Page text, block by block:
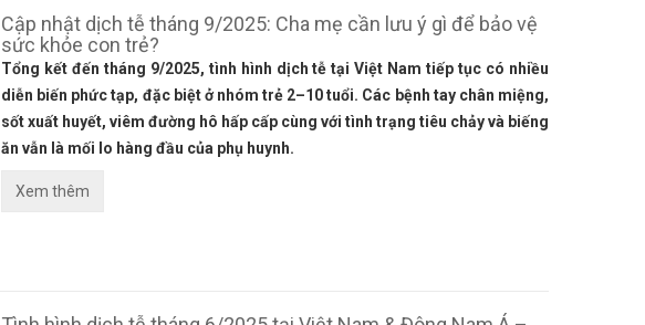
Cập nhật dịch tễ tháng 9/2025: Cha mẹ cần lưu ý gì để bảo vệ
sức khỏe con trẻ?
Tổng kết đến tháng 9/2025, tình hình dịch tễ tại Việt Nam tiếp tục có nhiều
diễn biến phức tạp, đặc biệt ở nhóm trẻ 2–10 tuổi. Các bệnh tay chân miệng,
sốt xuất huyết, viêm đường hô hấp cấp cùng với tình trạng tiêu chảy và biếng
ăn vẫn là mối lo hàng đầu của phụ huynh.
Xem thêm